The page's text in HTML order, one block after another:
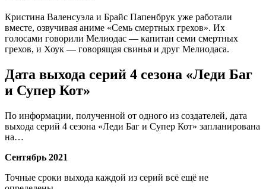
Кристина Валенсуэла и Брайс Папенбрук уже работали
вместе, озвучивая аниме «Семь смертных грехов». Их
голосами говорили Мелиодас — капитан семи смертных
грехов, и Хоук — говорящая свинья и друг Мелиодаса.
Дата выхода серий 4 сезона «Леди Баг
и Супер Кот»
По информации, полученной от одного из создателей, дата
выхода серий 4 сезона «Леди Баг и Супер Кот» запланирована
на…
Сентябрь 2021
Точные сроки выхода каждой из серий всё ещё не